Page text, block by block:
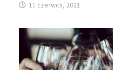
11 czerwca, 2021